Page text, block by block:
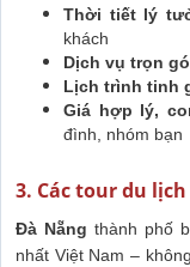
Thời tiết lý
khách
Dịch vụ trọn
Lịch trình tinh
Giá hợp lý,
đình, nhóm bạn
3. Các tour du
Đà Nẵng thành phố
nhất Việt Nam –